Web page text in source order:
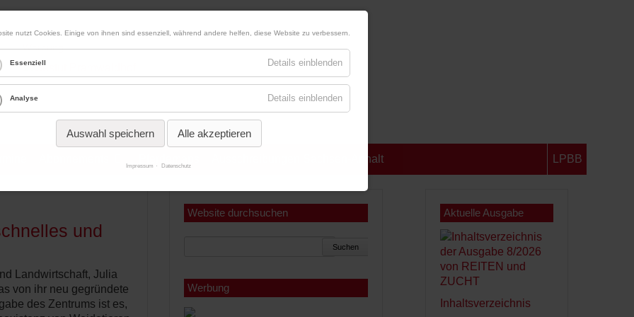
Werbung
Ausschreibungen Sachsen-Anhalt LPBB
und
Landwirtschaft, Julia
von ihr neu gegründete
des Zentrums ist es,
Website durchsuchen
Suchen
Werbung
Aktuelle Ausgabe
Inhaltsverzeichnis
nutzt Cookies. Einige von ihnen sind essenziell, während andere helfen, diese Website zu verbessern.
Essenziell Details einblenden
Analyse Details einblenden
Auswahl speichern Alle akzeptieren
Impressum Datenschutz